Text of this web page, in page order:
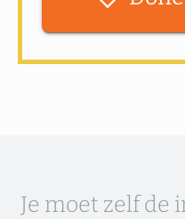
Je moet zelf de